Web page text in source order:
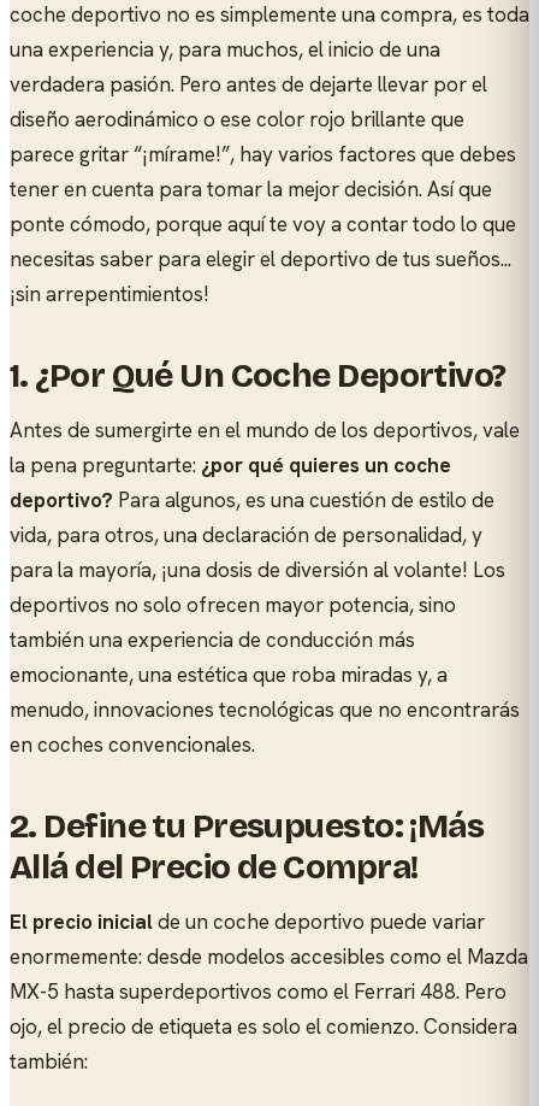
coche deportivo no es simplemente una compra, es toda
una experiencia y, para muchos, el inicio de una
verdadera pasión. Pero antes de dejarte llevar por el
diseño aerodinámico o ese color rojo brillante que
parece gritar “¡mírame!”, hay varios factores que debes
tener en cuenta para tomar la mejor decisión. Así que
ponte cómodo, porque aquí te voy a contar todo lo que
necesitas saber para elegir el deportivo de tus sueños...
¡sin arrepentimientos!
1. ¿Por Qué Un Coche Deportivo?
Antes de sumergirte en el mundo de los deportivos, vale
la pena preguntarte: ¿por qué quieres un coche
deportivo? Para algunos, es una cuestión de estilo de
vida, para otros, una declaración de personalidad, y
para la mayoría, ¡una dosis de diversión al volante! Los
deportivos no solo ofrecen mayor potencia, sino
también una experiencia de conducción más
emocionante, una estética que roba miradas y, a
menudo, innovaciones tecnológicas que no encontrarás
en coches convencionales.
2. Define tu Presupuesto: ¡Más
Allá del Precio de Compra!
El precio inicialde un coche deportivo puede variar
enormemente: desde modelos accesibles como el Mazda
MX-5 hasta superdeportivos como el Ferrari 488. Pero
ojo, el precio de etiqueta es solo el comienzo. Considera
también: